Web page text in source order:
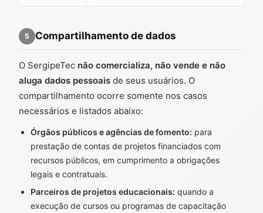
5 Compartilhamento de dados
O SergipeTec não comercializa, não vende e não
aluga dados pessoaisde seus usuários. O
compartilhamento ocorre somente nos casos
necessários e listados abaixo:
Órgãos públicos e agências de fomento: para
prestação de contas de projetos financiados com
recursos públicos, em cumprimento a obrigações
legais e contratuais.
Parceiros de projetos educacionais: quando a
execução de cursos ou programas de capacitação